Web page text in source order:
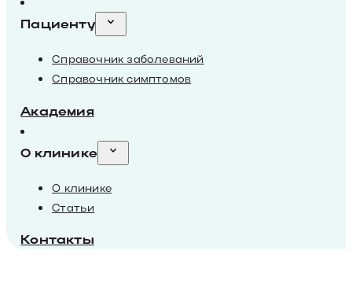
Пациенту
Справочник заболеваний
Справочник симптомов
Академия
О клинике
О клинике
Статьи
Контакты